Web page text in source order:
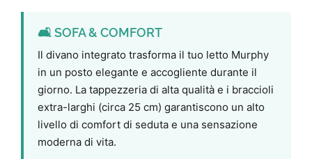
🛋️ SOFA & COMFORT
Il divano integrato trasforma il tuo letto Murphy
in un posto elegante e accogliente durante il
giorno. La tappezzeria di alta qualità e i braccioli
extra-larghi (circa 25 cm) garantiscono un alto
livello di comfort di seduta e una sensazione
moderna di vita.